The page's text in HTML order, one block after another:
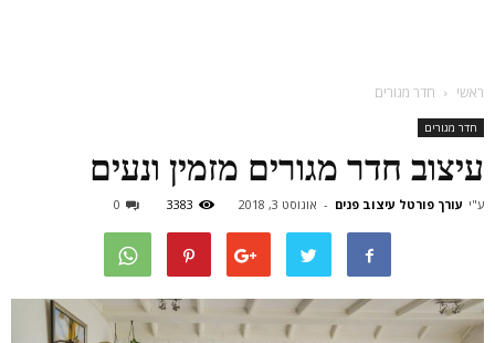
ראשי חדר מגורים
חדר מגורים
עיצוב חדר מגורים מזמין ונעים
ע"י עורך פורטל עיצוב פנים - אוגוסט 3, 2018 3383
0